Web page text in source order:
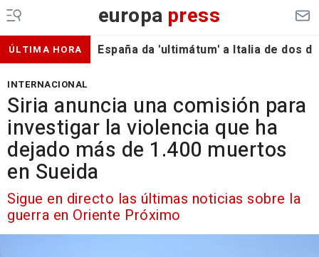
europa press
ÚLTIMA HORA España da 'ultimátum' a Italia de dos
INTERNACIONAL
Siria anuncia una comisión para
investigar la violencia que ha
dejado más de 1.400 muertos
en Sueida
Sigue en directo las últimas noticias sobre la
guerra en Oriente Próximo